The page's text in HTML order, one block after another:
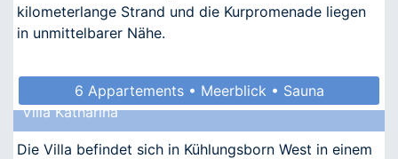
kilometerlange Strand und die Kurpromenade liegen
in unmittelbarer Nähe.
6 Appartements • Meerblick • Sauna
Villa Katharina
Die Villa befindet sich in Kühlungsborn West in einem